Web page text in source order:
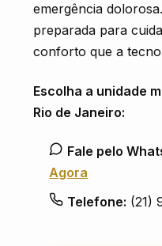
emergência
preparada para
conforto que a
Escolha a unidade
Rio de Janeiro:
Fale pelo
Agora
Telefone: (21)